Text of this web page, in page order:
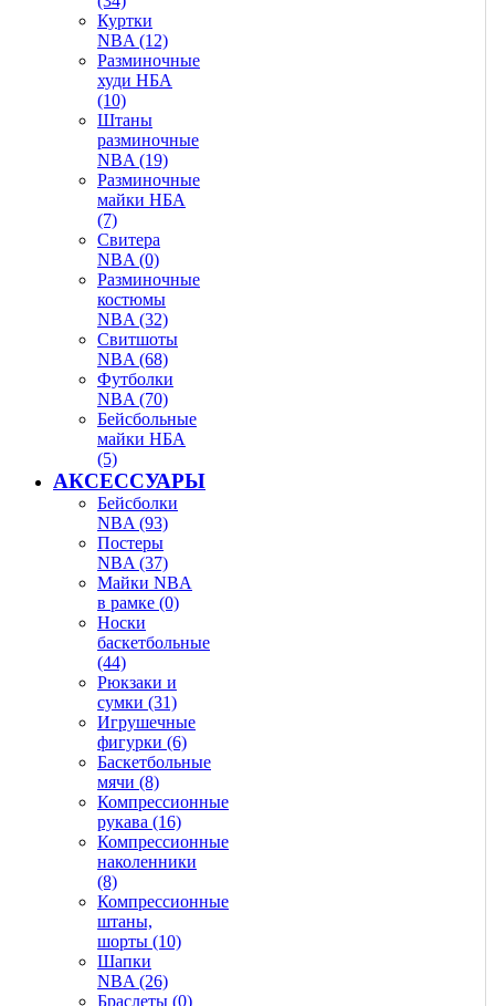
Куртки
NBA (12)
Разминочные
худи НБА
(10)
Штаны
разминочные
NBA (19)
Разминочные
майки НБА
(7)
Свитера
NBA (0)
Разминочные
костюмы
NBA (32)
Свитшоты
NBA (68)
Футболки
NBA (70)
Бейсбольные
майки НБА
(5)
АКСЕССУАРЫ
Бейсболки
NBA (93)
Постеры
NBA (37)
Майки NBA
в рамке (0)
Носки
баскетбольные
(44)
Рюкзаки и
сумки (31)
Игрушечные
фигурки (6)
Баскетбольные
мячи (8)
Компрессионные
рукава (16)
Компрессионные
наколенники
(8)
Компрессионные
штаны,
шорты (10)
Шапки
NBA (26)
Браслеты (0)